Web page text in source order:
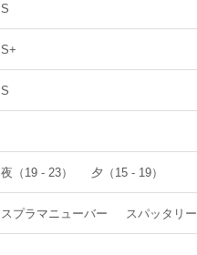
S
S+
S
夜（19 - 23） 夕（15 - 19）
スプラマニューバー スパッタリー